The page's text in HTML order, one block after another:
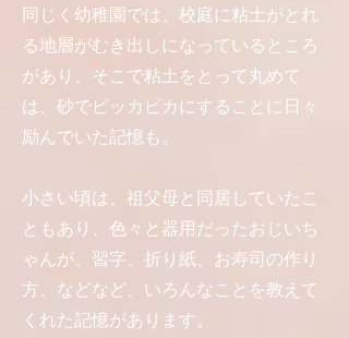
同じく幼稚園では、校庭に粘土がとれ
る地層がむき出しになっているところ
があり、そこで粘土をとって丸めて
は、砂でピッカピカにすることに日々
励んでいた記憶も。
小さい頃は、祖父母と同居していたこ
ともあり、色々と器用だったおじいち
ゃんが、習字、折り紙、お寿司の作り
方、などなど、いろんなことを教えて
くれた記憶があります。